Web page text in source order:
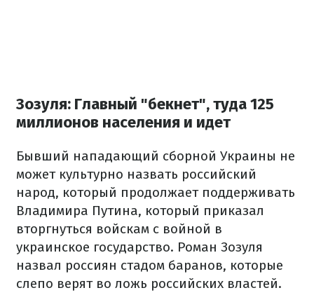
Зозуля: Главный "бекнет", туда 125
миллионов населения и идет
Бывший нападающий сборной Украины не
может культурно назвать российский
народ, который продолжает поддерживать
Владимира Путина, который приказал
вторгнуться войскам с войной в
украинское государство. Роман Зозуля
назвал россиян стадом баранов, которые
слепо верят во ложь российских властей.